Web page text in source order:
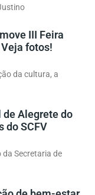
III Feira
fotos!
da cultura, a
Alegrete do
do SCFV
da Secretaria de